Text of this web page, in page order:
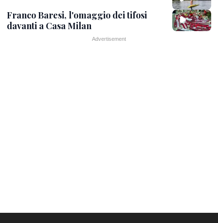
Franco Baresi, l'omaggio dei tifosi
davanti a Casa Milan